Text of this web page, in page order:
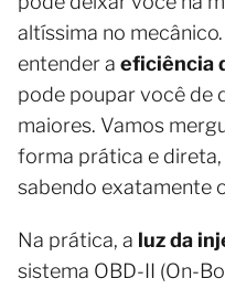
altíssima no
entender a eficiência
pode poupar você de
maiores. Vamos
forma prática e
sabendo exatamente
Na prática, a luz da
sistema OBD-II (On-